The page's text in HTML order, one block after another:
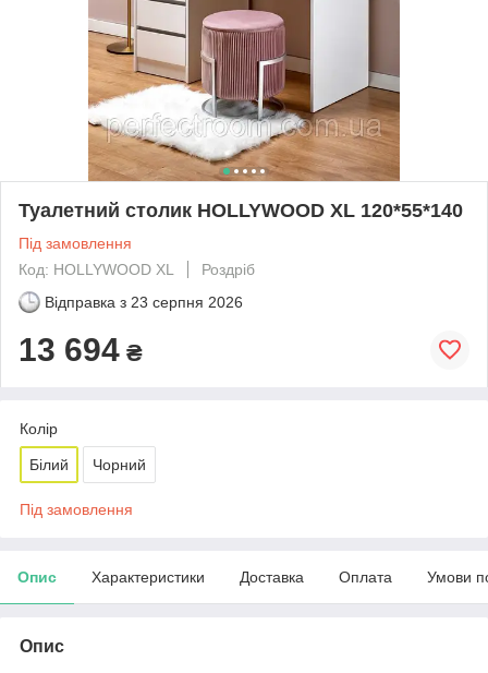
Туалетний столик HOLLYWOOD XL 120*55*140
Під замовлення
Код: HOLLYWOOD XL
Роздріб
Відправка з 23 серпня 2026
13 694 ₴
Колір
Білий Чорний
Під замовлення
Опис Характеристики Доставка Оплата Умови
Опис